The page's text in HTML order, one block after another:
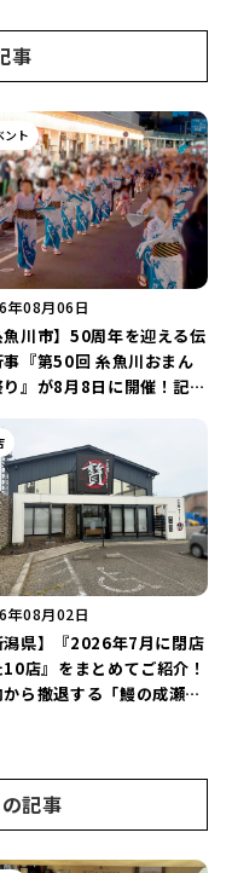
事
ント
年08月06日
魚川市】50周年を迎える伝
『第50回 糸魚川おまん
り』が8月8日に開催！記念
しもう♪
年08月02日
潟県】『2026年7月に閉店
10店』をまとめてご紹介！
から撤退する「鰻の成瀬」
記事